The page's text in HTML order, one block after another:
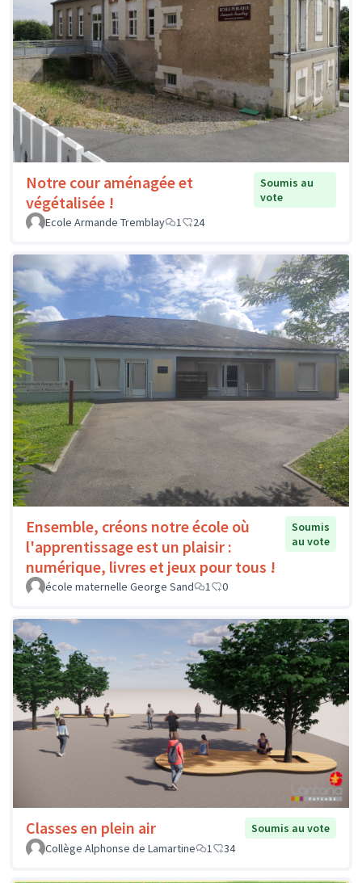
Notre cour aménagée et
végétalisée !
Soumis au
vote
Ecole Armande Tremblay
1 24
Ensemble, créons notre école où
l'apprentissage est un plaisir :
numérique, livres et jeux pour tous !
Soumis
au vote
école maternelle George Sand 1 0
Classes en plein air
Soumis au vote
Collège Alphonse de Lamartine
1 34